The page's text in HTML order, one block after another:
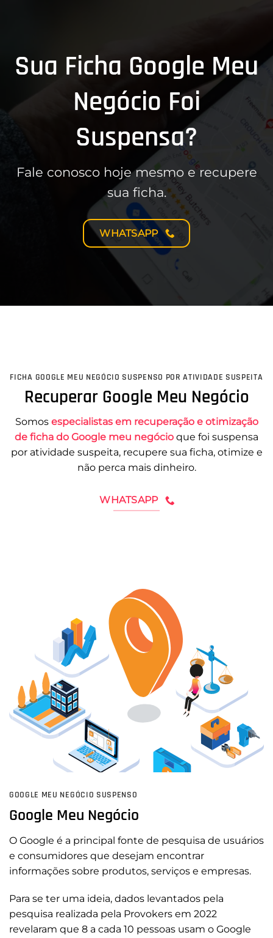
Sua Ficha Google Meu
Negócio Foi
Suspensa?
Fale conosco hoje mesmo e recupere
sua ficha.
WHATSAPP
FICHA GOOGLE MEU NEGÓCIO SUSPENSO POR ATIVIDADE SUSPEITA
Recuperar Google Meu Negócio
Somos especialistas em recuperação e otimização
de ficha do Google meu negócio que foi suspensa
por atividade suspeita, recupere sua ficha, otimize e
não perca mais dinheiro.
WHATSAPP
GOOGLE MEU NEGÓCIO SUSPENSO
Google Meu Negócio
O Google é a principal fonte de pesquisa de usuários
e consumidores que desejam encontrar
informações sobre produtos, serviços e empresas.
Para se ter uma ideia, dados levantados pela
pesquisa realizada pela Provokers em 2022
revelaram que 8 a cada 10 pessoas usam o Google